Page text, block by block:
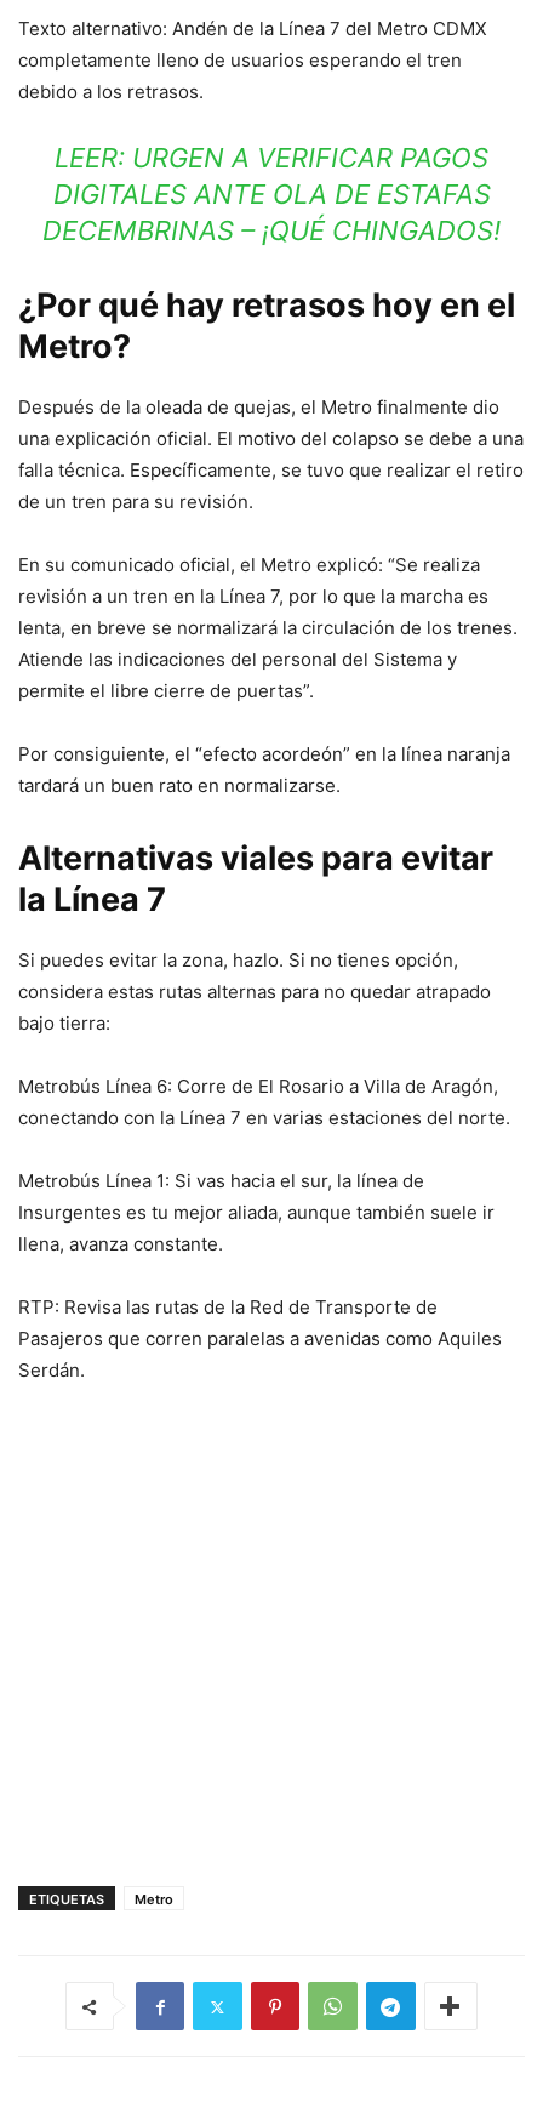
Texto alternativo: Andén de la Línea 7 del Metro CDMX
completamente lleno de usuarios esperando el tren
debido a los retrasos.
LEER: URGEN A VERIFICAR PAGOS
DIGITALES ANTE OLA DE ESTAFAS
DECEMBRINAS – ¡QUÉ CHINGADOS!
¿Por qué hay retrasos hoy en el
Metro?
Después de la oleada de quejas, el Metro finalmente dio
una explicación oficial. El motivo del colapso se debe a una
falla técnica. Específicamente, se tuvo que realizar el retiro
de un tren para su revisión.
En su comunicado oficial, el Metro explicó: “Se realiza
revisión a un tren en la Línea 7, por lo que la marcha es
lenta, en breve se normalizará la circulación de los trenes.
Atiende las indicaciones del personal del Sistema y
permite el libre cierre de puertas”.
Por consiguiente, el “efecto acordeón” en la línea naranja
tardará un buen rato en normalizarse.
Alternativas viales para evitar
la Línea 7
Si puedes evitar la zona, hazlo. Si no tienes opción,
considera estas rutas alternas para no quedar atrapado
bajo tierra:
Metrobús Línea 6: Corre de El Rosario a Villa de Aragón,
conectando con la Línea 7 en varias estaciones del norte.
Metrobús Línea 1: Si vas hacia el sur, la línea de
Insurgentes es tu mejor aliada, aunque también suele ir
llena, avanza constante.
RTP: Revisa las rutas de la Red de Transporte de
Pasajeros que corren paralelas a avenidas como Aquiles
Serdán.
ETIQUETAS Metro